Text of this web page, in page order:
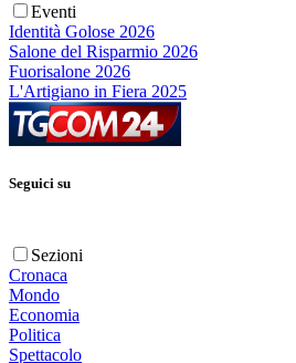
Eventi
Identità Golose 2026
Salone del Risparmio 2026
Fuorisalone 2026
L'Artigiano in Fiera 2025
Seguici su
Sezioni
Cronaca
Mondo
Economia
Politica
Spettacolo